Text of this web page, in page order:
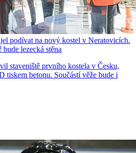
podívat na nový kostel v Neratovicích.
lezecká stěna
staveniště prvního kostela v Česku,
tiskem betonu. Součástí věže bude i